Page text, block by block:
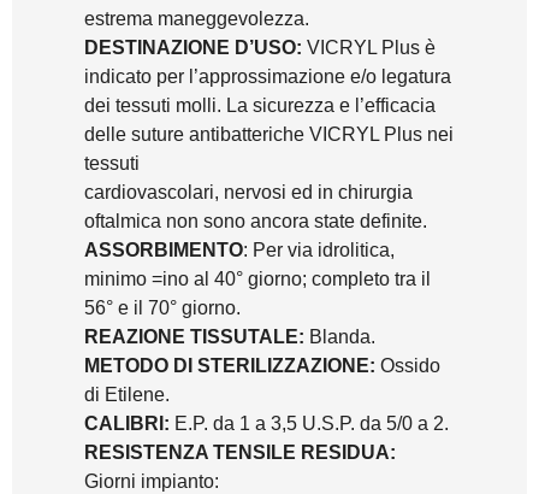
estrema maneggevolezza.
DESTINAZIONE D’USO: VICRYL Plus è
indicato per l’approssimazione e/o legatura
dei tessuti molli. La sicurezza e l’efficacia
delle suture antibatteriche VICRYL Plus nei
tessuti
cardiovascolari, nervosi ed in chirurgia
oftalmica non sono ancora state definite.
ASSORBIMENTO: Per via idrolitica,
minimo =ino al 40° giorno; completo tra il
56° e il 70° giorno.
REAZIONE TISSUTALE: Blanda.
METODO DI STERILIZZAZIONE: Ossido
di Etilene.
CALIBRI: E.P. da 1 a 3,5 U.S.P. da 5/0 a 2.
RESISTENZA TENSILE RESIDUA:
Giorni impianto: